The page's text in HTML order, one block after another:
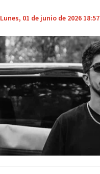
Lunes, 01 de junio de 2026 18:57